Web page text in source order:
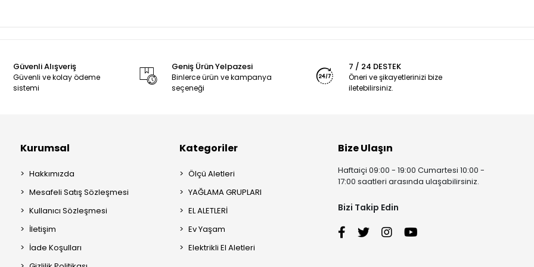
Güvenli Alışveriş
Güvenli ve kolay ödeme
sistemi
Geniş Ürün Yelpazesi
Binlerce ürün ve kampanya
seçeneği
7 / 24 DESTEK
Öneri ve şikayetlerinizi bize
iletebilirsiniz.
Kurumsal
Hakkımızda
Mesafeli Satış Sözleşmesi
Kullanıcı Sözleşmesi
İletişim
İade Koşulları
Kategoriler
Ölçü Aletleri
YAĞLAMA GRUPLARI
EL ALETLERİ
Ev Yaşam
Elektrikli El Aletleri
Bize Ulaşın
Haftaiçi 09:00 - 19:00 Cumartesi 10:00 -
17:00 saatleri arasında ulaşabilirsiniz.
Bizi Takip Edin